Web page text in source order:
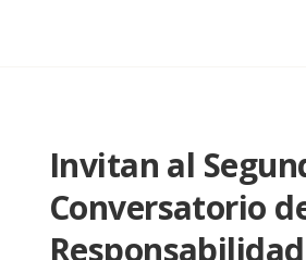
Invitan al
Conversatorio